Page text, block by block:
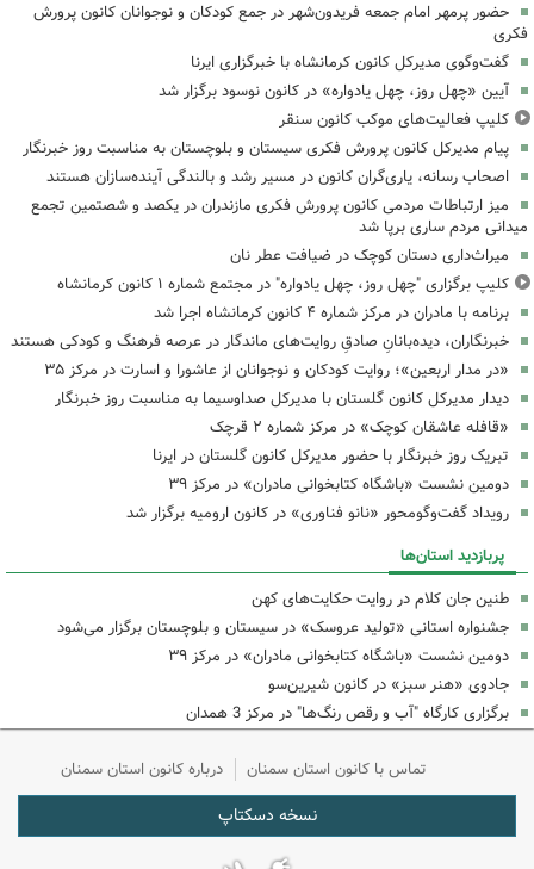
حضور پرمهر امام جمعه فریدون‌شهر در جمع کودکان و نوجوانان کانون پرورش
فکری
گفت‌وگوی مدیرکل کانون کرمانشاه با خبرگزاری ایرنا
آیین «چهل روز، چهل یادواره» در کانون نوسود برگزار شد
کلیپ فعالیت‌های موکب کانون سنقر
پیام مدیرکل کانون پرورش فکری سیستان و بلوچستان به مناسبت روز خبرنگار
اصحاب رسانه، یاری‌گران کانون در مسیر رشد و بالندگی آینده‌سازان هستند
میز ارتباطات مردمی کانون پرورش فکری مازندران در یکصد و شصتمین تجمع
میدانی مردم ساری برپا شد
میراث‌داری دستان کوچک در ضیافت عطر نان
کلیپ برگزاری "چهل روز، چهل یادواره" در مجتمع شماره ۱ کانون کرمانشاه
برنامه با مادران در مرکز شماره ۴ کانون کرمانشاه اجرا شد
خبرنگاران، دیده‌بانانِ صادقِ روایت‌های ماندگار در عرصه فرهنگ و کودکی هستند
«در مدار اربعین»؛ روایت کودکان و نوجوانان از عاشورا و اسارت در مرکز ۳۵
دیدار مدیرکل کانون گلستان با مدیرکل صداوسیما به مناسبت روز خبرنگار
«قافله عاشقان کوچک» در مرکز شماره ۲ قرچک
تبریک روز خبرنگار با حضور مدیرکل کانون گلستان در ایرنا
دومین نشست «باشگاه کتابخوانی مادران» در مرکز ۳۹
رویداد گفت‌وگومحور «نانو فناوری» در کانون ارومیه برگزار شد
پربازدید استان‌ها
طنین جان کلام در روایت حکایت‌های کهن
جشنواره استانی «تولید عروسک» در سیستان و بلوچستان برگزار می‌شود
دومین نشست «باشگاه کتابخوانی مادران» در مرکز ۳۹
جادوی «هنر سبز» در کانون شیرین‌سو
برگزاری کارگاه "آب و رقص رنگ‌ها" در مرکز 3 همدان
تماس با کانون استان سمنان درباره کانون استان سمنان
نسخه دسکتاپ